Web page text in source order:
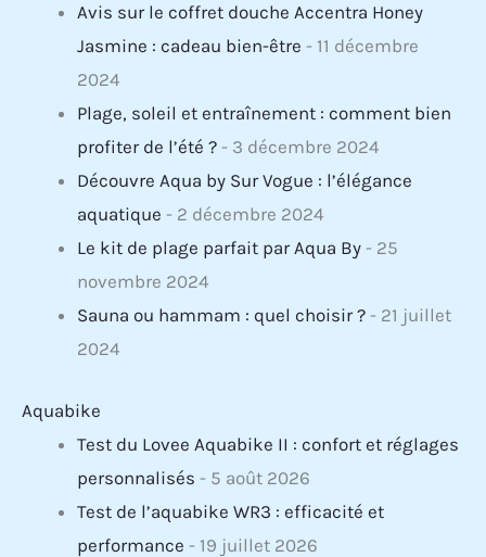
Avis sur le coffret douche Accentra Honey
Jasmine : cadeau bien-être - 11 décembre
2024
Plage, soleil et entraînement : comment bien
profiter de l’été ? - 3 décembre 2024
Découvre Aqua by Sur Vogue : l’élégance
aquatique - 2 décembre 2024
Le kit de plage parfait par Aqua By - 25
novembre 2024
Sauna ou hammam : quel choisir ? - 21 juillet
2024
Aquabike
Test du Lovee Aquabike II : confort et réglages
personnalisés - 5 août 2026
Test de l’aquabike WR3 : efficacité et
performance - 19 juillet 2026